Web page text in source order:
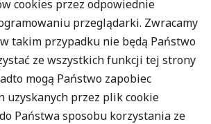
cookies przez odpowiednie
przeglądarki. Zwracamy
takim przypadku nie będą Państwo
ze wszystkich funkcji tej strony
mogą Państwo zapobiec
uzyskanych przez plik cookie
Państwa sposobu korzystania ze